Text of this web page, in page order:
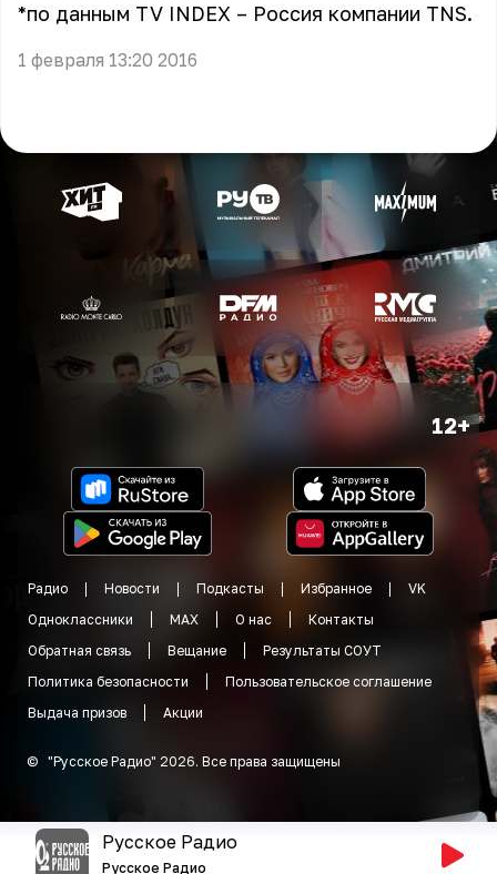
*по данным TV INDEX – Россия компании TNS.
1 февраля 13:20 2016
12+
Радио Новости Подкасты Избранное
VK
Одноклассники
MAX О нас
Контакты
Обратная связь
Вещание
Результаты СОУТ
Политика безопасности
Пользовательское соглашение
Выдача призов
Акции
© "Русское Радио" 2026. Все права защищены
Русское Радио
Русское Радио